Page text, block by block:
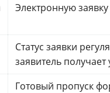
Электронную
Статус заявки
заявитель
Готовый пропуск